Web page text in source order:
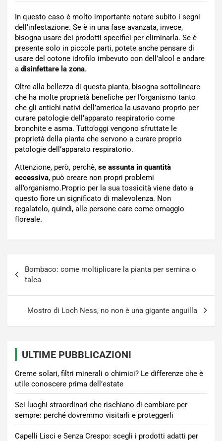
In questo caso è molto importante notare subito i segni
dell’infestazione. Se è in una fase avanzata, invece,
bisogna usare dei prodotti specifici per eliminarla. Se è
presente solo in piccole parti, potete anche pensare di
usare del cotone idrofilo imbevuto con dell’alcol e andare
a disinfettare la zona.
Oltre alla bellezza di questa pianta, bisogna sottolineare
che ha molte proprietà benefiche per l’organismo tanto
che gli antichi nativi dell’america la usavano proprio per
curare patologie dell’apparato respiratorio come
bronchite e asma. Tutto’oggi vengono sfruttate le
proprietà della pianta che servono a curare proprio
patologie dell’apparato respiratorio.
Attenzione, però, perchè, se assunta in quantità
eccessiva, può creare non propri problemi
all’organismo.Proprio per la sua tossicità viene dato a
questo fiore un significato di malevolenza. Non
regalatelo, quindi, alle persone care come omaggio
floreale.
articoli
Bombaco: come moltiplicare la pianta per semina o
talea
Mostro di Loch Ness, no non è una gigante anguilla
ULTIME PUBBLICAZIONI
Creme solari, filtri minerali o chimici? Le differenze che è
utile conoscere prima dell’estate
Sei luoghi straordinari che rischiano di cambiare per
sempre: perché dovremmo visitarli e proteggerli
Capelli Lisci e Senza Crespo: scegli i prodotti adatti per